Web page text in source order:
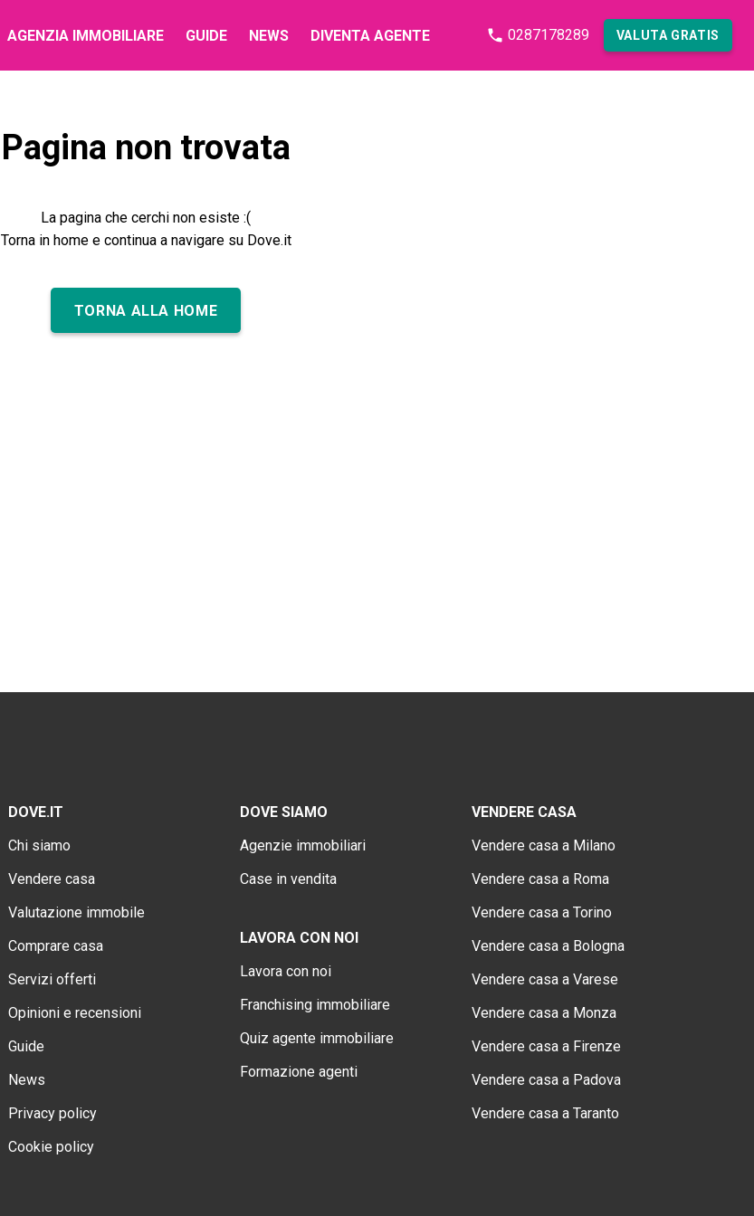
AGENZIA IMMOBILIARE GUIDE NEWS DIVENTA AGENTE 0287178289 VALUTA GRATIS
Pagina non trovata
La pagina che cerchi non esiste :(
Torna in home e continua a navigare su Dove.it
TORNA ALLA HOME
DOVE.IT
Chi siamo
Vendere casa
Valutazione immobile
Comprare casa
Servizi offerti
Opinioni e recensioni
Guide
News
Privacy policy
Cookie policy
DOVE SIAMO
Agenzie immobiliari
Case in vendita
LAVORA CON NOI
Lavora con noi
Franchising immobiliare
Quiz agente immobiliare
Formazione agenti
VENDERE CASA
Vendere casa a Milano
Vendere casa a Roma
Vendere casa a Torino
Vendere casa a Bologna
Vendere casa a Varese
Vendere casa a Monza
Vendere casa a Firenze
Vendere casa a Padova
Vendere casa a Taranto